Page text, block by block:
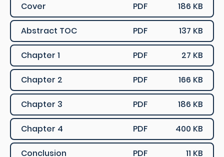
Cover PDF 186 KB
Abstract TOC PDF 137 KB
Chapter 1 PDF 27 KB
Chapter 2 PDF 166 KB
Chapter 3 PDF 186 KB
Chapter 4 PDF 400 KB
Conclusion PDF 11 KB